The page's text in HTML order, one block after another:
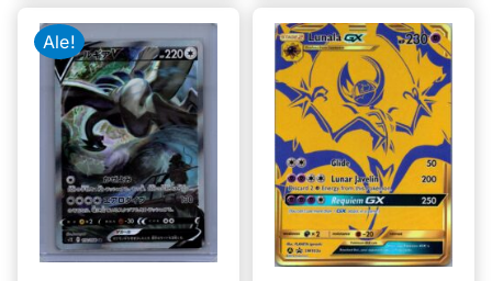
Ale!